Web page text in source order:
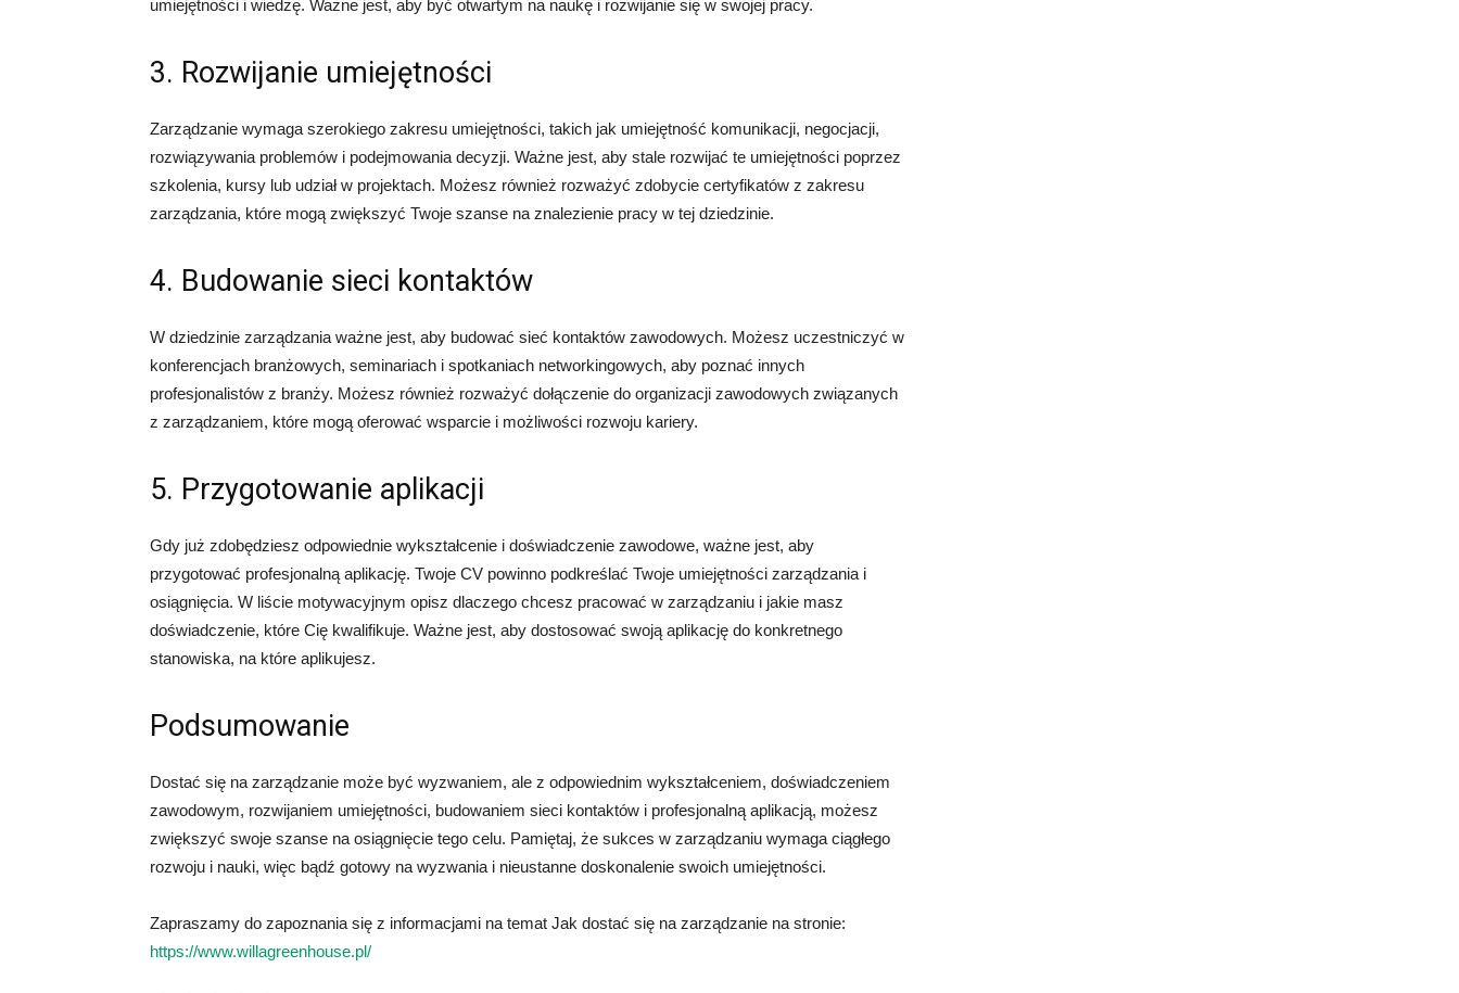
umiejętności i wiedzę. Ważne jest, aby być otwartym na naukę i rozwijanie się w swojej pracy.
3. Rozwijanie umiejętności
Zarządzanie wymaga szerokiego zakresu umiejętności, takich jak umiejętność komunikacji, negocjacji,
rozwiązywania problemów i podejmowania decyzji. Ważne jest, aby stale rozwijać te umiejętności poprzez
szkolenia, kursy lub udział w projektach. Możesz również rozważyć zdobycie certyfikatów z zakresu
zarządzania, które mogą zwiększyć Twoje szanse na znalezienie pracy w tej dziedzinie.
4. Budowanie sieci kontaktów
W dziedzinie zarządzania ważne jest, aby budować sieć kontaktów zawodowych. Możesz uczestniczyć w
konferencjach branżowych, seminariach i spotkaniach networkingowych, aby poznać innych
profesjonalistów z branży. Możesz również rozważyć dołączenie do organizacji zawodowych związanych
z zarządzaniem, które mogą oferować wsparcie i możliwości rozwoju kariery.
5. Przygotowanie aplikacji
Gdy już zdobędziesz odpowiednie wykształcenie i doświadczenie zawodowe, ważne jest, aby
przygotować profesjonalną aplikację. Twoje CV powinno podkreślać Twoje umiejętności zarządzania i
osiągnięcia. W liście motywacyjnym opisz dlaczego chcesz pracować w zarządzaniu i jakie masz
doświadczenie, które Cię kwalifikuje. Ważne jest, aby dostosować swoją aplikację do konkretnego
stanowiska, na które aplikujesz.
Podsumowanie
Dostać się na zarządzanie może być wyzwaniem, ale z odpowiednim wykształceniem, doświadczeniem
zawodowym, rozwijaniem umiejętności, budowaniem sieci kontaktów i profesjonalną aplikacją, możesz
zwiększyć swoje szanse na osiągnięcie tego celu. Pamiętaj, że sukces w zarządzaniu wymaga ciągłego
rozwoju i nauki, więc bądź gotowy na wyzwania i nieustanne doskonalenie swoich umiejętności.
Zapraszamy do zapoznania się z informacjami na temat Jak dostać się na zarządzanie na stronie:
https://www.willagreenhouse.pl/